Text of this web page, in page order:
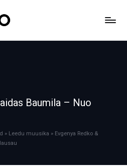
Baumila – Nuo
» Leedu muusika » Evgenya Redko &